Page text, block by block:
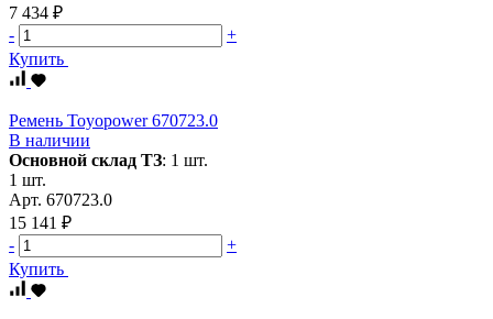
7 434 ₽
-
+
Купить
Ремень Toyopower 670723.0
В наличии
Основной склад ТЗ: 1 шт.
1 шт.
Арт. 670723.0
15 141 ₽
-
+
Купить